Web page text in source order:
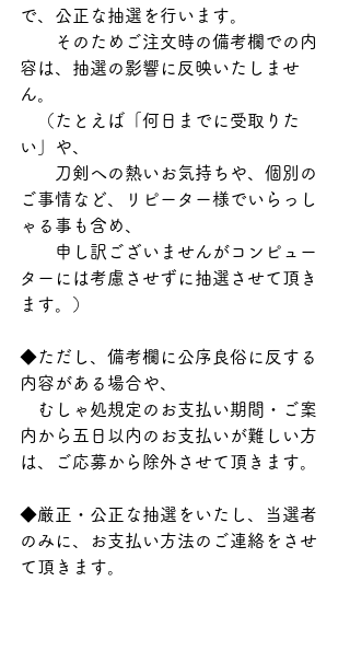
で、公正な抽選を行います。
そのためご注文時の備考欄での内
容は、抽選の影響に反映いたしませ
ん。
（たとえば「何日までに受取りた
い」や、
刀剣への熱いお気持ちや、個別の
ご事情など、リピーター様でいらっし
ゃる事も含め、
申し訳ございませんがコンピュー
ターには考慮させずに抽選させて頂き
ます。）
◆ただし、備考欄に公序良俗に反する
内容がある場合や、
むしゃ処規定のお支払い期間・ご案
内から五日以内のお支払いが難しい方
は、ご応募から除外させて頂きます。
◆厳正・公正な抽選をいたし、当選者
のみに、お支払い方法のご連絡をさせ
て頂きます。